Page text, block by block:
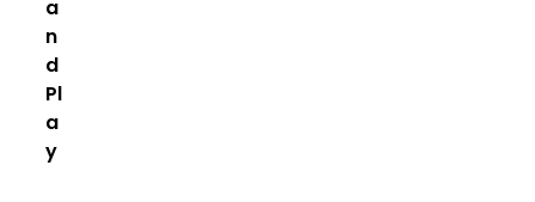
a
n
d
Pl
a
y